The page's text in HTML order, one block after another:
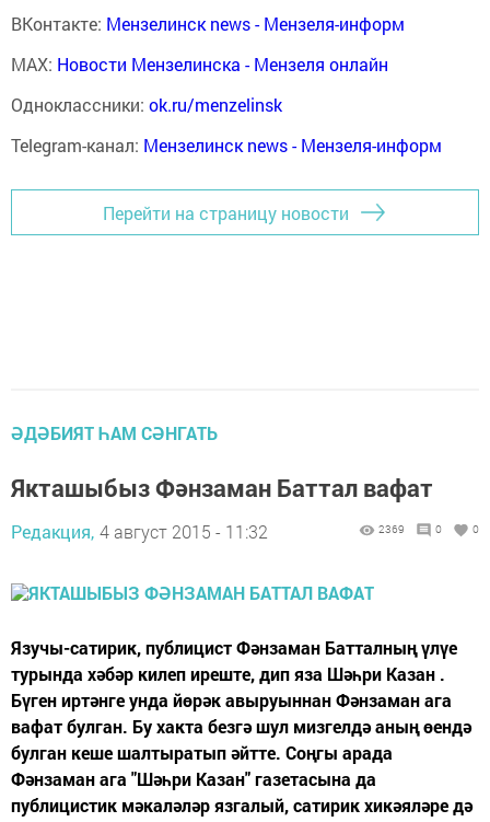
ВКонтакте: Мензелинск news - Мензеля-информ
MAX: Новости Мензелинска - Мензеля онлайн
Одноклассники: ok.ru/menzelinsk
Telegram-канал: Мензелинск news - Мензеля-информ
Перейти на страницу новости
ӘДӘБИЯТ ҺАМ СӘНГАТЬ
Якташыбыз Фәнзаман Баттал вафат
Редакция, 4 август 2015 - 11:32 2369 0 0
Язучы-сатирик, публицист Фәнзаман Батталның үлүе
турында хәбәр килеп иреште, дип яза Шәһри Казан .
Бүген иртәнге унда йөрәк авыруыннан Фәнзаман ага
вафат булган. Бу хакта безгә шул мизгелдә аның өендә
булган кеше шалтыратып әйтте. Соңгы арада
Фәнзаман ага "Шәһри Казан" газетасына да
публицистик мәкаләләр язгалый, сатирик хикәяләре дә